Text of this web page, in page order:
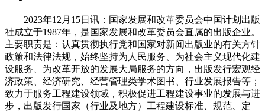
2023年12月15日讯：国家发展和改革委员会中国计划出版
社成立于1987年，是国家发展和改革委员会直属的出版企业。
主要职责是：认真贯彻执行党和国家对新闻出版业的有关方针
政策和法律法规，始终坚持为人民服务、为社会主义现代化建
设服务、为改革开放的发展大局服务的方向，出版发行宏观经
济政策、经济研究、经营管理类学术图书、行业发展报告等；
致力于服务工程建设领域，积极促进工程建设事业的发展与进
步，出版发行国家（行业及地方）工程建设标准、规范、定